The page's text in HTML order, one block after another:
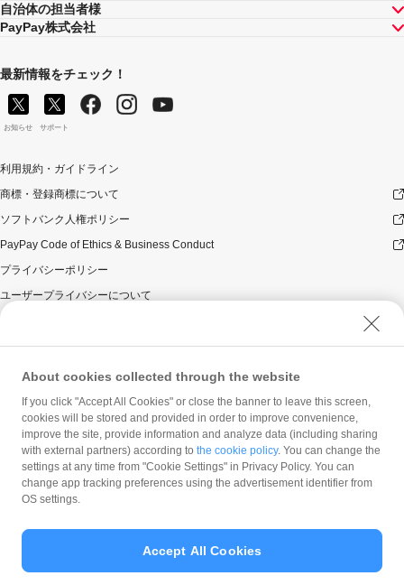
自治体の担当者様
PayPay株式会社
最新情報をチェック！
お知らせ サポート
利用規約・ガイドライン
商標・登録商標について
ソフトバンク人権ポリシー
PayPay Code of Ethics & Business Conduct
プライバシーポリシー
ユーザープライバシーについて
ウェブサイト利用規約
反社会的勢力に対する方針
勧誘方針
マネロン等基本方針
カスタマーハラスメントに関する当社の考え方
© PayPay Corporation
About cookies collected through the website
If you click "Accept All Cookies" or close the banner to leave this screen,
cookies will be stored and provided in order to improve convenience,
improve the site, provide information and analyze data (including sharing
with external partners) according to the cookie policy. You can change the
settings at any time from "Cookie Settings" in Privacy Policy. You can
change app tracking preferences using the advertisement identifier from
OS settings.
Accept All Cookies